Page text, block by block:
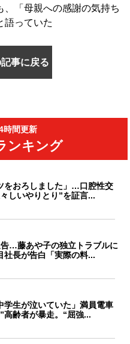
、「母親への感謝の気持ち
語っていた
事に戻る
時間更新
ンキング
をおろしました」…口腔性交
しいやりとり”を証言...
…藤あや子の独立トラブルに
社長が告白「実際の料...
学生が泣いていた」満員電車
高齢者が暴走。“屈強...